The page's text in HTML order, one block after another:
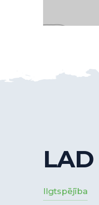
Ilgtspējība